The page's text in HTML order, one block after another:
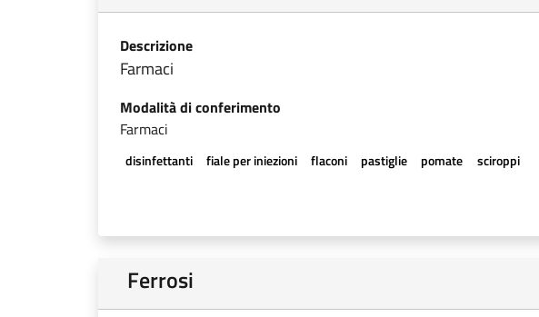
Descrizione
Farmaci
Modalità di conferimento
Farmaci
disinfettanti fiale per iniezioni flaconi pastiglie pomate sciroppi
Ferrosi